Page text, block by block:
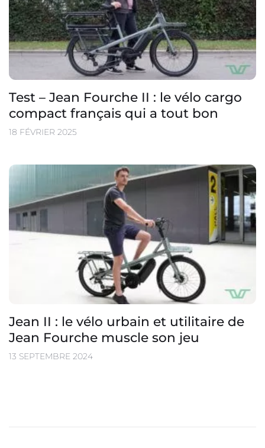
Test – Jean Fourche II : le vélo cargo
compact français qui a tout bon
18 FÉVRIER 2025
Jean II : le vélo urbain et utilitaire de
Jean Fourche muscle son jeu
13 SEPTEMBRE 2024